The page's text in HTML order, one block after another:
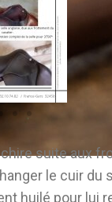
suite aux
le cuir du
huilé pour lui